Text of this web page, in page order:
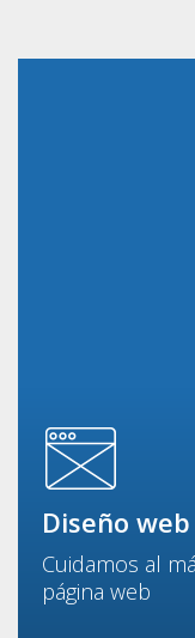
Diseño
Cuidamos al
página web